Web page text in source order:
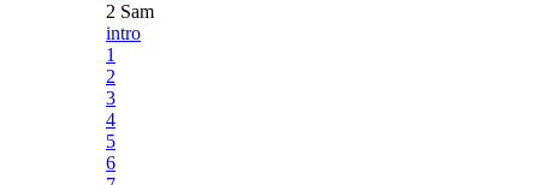
2 Sam
intro
1
2
3
4
5
6